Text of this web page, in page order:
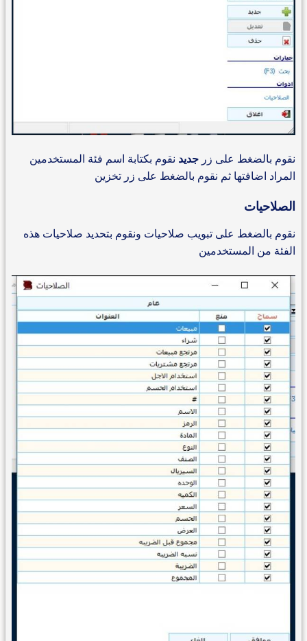
نقوم بالضغط على زر جديد نقوم بكتابة اسم فئة المستخدمين
المراد اضافتها ثم نقوم بالضغط على زر تخزين
الصلاحيات
نقوم بالضغط على تبويب صلاحيات ونقوم بتحديد صلاحيات هذه
الفئة من المستخدمين